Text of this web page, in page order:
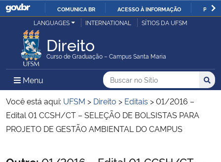
IR
COMUNICA BR ACESSO À INFORMAÇÃO
Ministério da Justiça e Segurança Pública
Ministério da Defesa
Ministério das Relações Exteriores
Ministério da Economia
LANGUAGES INTERNATIONAL SÍTIOS DA UFSM
Direito
Curso de Graduação – Campus Santa Maria
Menu Menu Principal do Sítio
Busca
Buscar no no Sítio
Busca:
Você está aqui: UFSM > Direito > Editais >01/2016 –
Edital 01 CCSH/CT – SELEÇÃO DE BOLSISTAS PARA
PROJETO DE GESTÃO AMBIENTAL DO CAMPUS
Início do conteúdo